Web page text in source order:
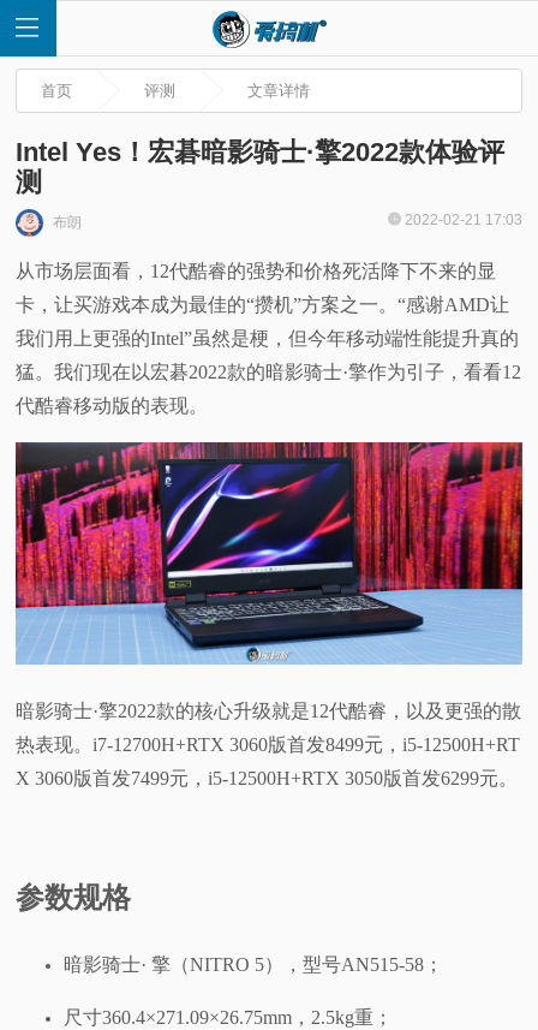
首
页
快
讯
评
测
视
频
科
普
首页 评测 文章详情
Intel Yes！宏碁暗影骑士·擎2022款体验评
测
布朗 2022-02-21 17:03
从市场层面看，12代酷睿的强势和价格死活降下不来的显
卡，让买游戏本成为最佳的“攒机”方案之一。“感谢AMD让
我们用上更强的Intel”虽然是梗，但今年移动端性能提升真的
猛。我们现在以宏碁2022款的暗影骑士·擎作为引子，看看12
代酷睿移动版的表现。
暗影骑士·擎2022款的核心升级就是12代酷睿，以及更强的散
热表现。i7-12700H+RTX 3060版首发8499元，i5-12500H+RT
X 3060版首发7499元，i5-12500H+RTX 3050版首发6299元。
参数规格
暗影骑士· 擎（NITRO 5），型号AN515-58；
尺寸360.4×271.09×26.75mm，2.5kg重；